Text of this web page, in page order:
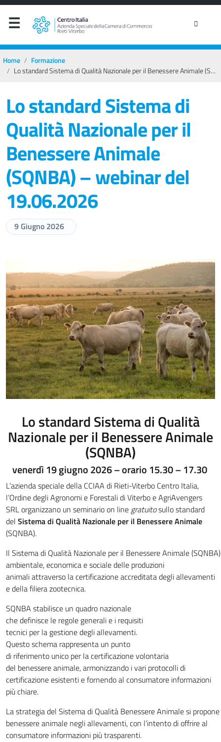
Home
Formazione
Lo standard Sistema di Qualità Nazionale per il Benessere Animale (SQNBA) – webinar del 19.06.2026
Lo standard Sistema di
Qualità Nazionale per il
Benessere Animale
(SQNBA) – webinar del
19.06.2026
9 Giugno 2026
Lo standard Sistema di Qualità
Nazionale per il Benessere Animale
(SQNBA)
venerdì 19 giugno 2026 – orario 15.30 – 17.30
L’azienda speciale della CCIAA di Rieti-Viterbo Centro Italia,
l’Ordine degli Agronomi e Forestali di Viterbo e AgriAvengers
SRL organizzano un seminario on linegratuitosullo standard
del Sistema di Qualità Nazionale per il Benessere Animale
(SQNBA).
Il Sistema di Qualità Nazionale per il Benessere Animale
ambientale, economica e sociale delle produzioni
animali attraverso la certificazione accreditata degli allevamenti
e della filiera zootecnica.
SQNBA stabilisce un quadro nazionale
che definisce le regole generali e i requisiti
tecnici per la gestione degli allevamenti.
Questo schema rappresenta un punto
di riferimento unico per la certificazione volontaria
del benessere animale, armonizzando i vari protocolli di
certificazione esistenti e fornendo al consumatore informazioni
più chiare.
La strategia del Sistema di Qualità Benessere Animale si
benessere animale negli allevamenti, con l’intento di offrire al
consumatore informazioni più trasparenti.